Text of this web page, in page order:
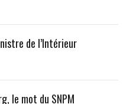
de l’Intérieur
le mot du SNPM